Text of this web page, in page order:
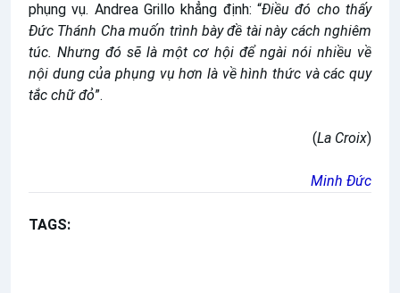
phụng vụ. Andrea Grillo khẳng định: “Điều đó cho thấy
Đức Thánh Cha muốn trình bày đề tài này cách nghiêm
túc. Nhưng đó sẽ là một cơ hội để ngài nói nhiều về
nội dung của phụng vụ hơn là về hình thức và các quy
tắc chữ đỏ”.
(La Croix)
Minh Đức
TAGS: